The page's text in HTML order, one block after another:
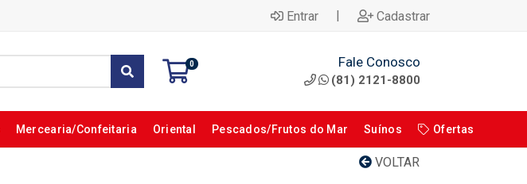
Entrar | Cadastrar
0 Fale Conosco
(81) 2121-8800
Mercearia/Confeitaria Oriental Pescados/Frutos do Mar Suínos Ofertas
VOLTAR